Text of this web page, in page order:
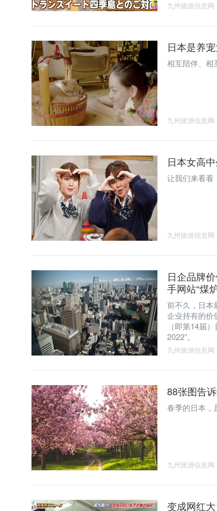
九州旅游信息网
日本是养
相互陪伴、相
九州旅游信息网
日本女高
让我们来看看
九州旅游信息网
日企品牌
手网站“煤
前不久，日本
企业持有的价
（即第14届
2022”。
九州旅游信息网
88张图告
春季的日本，
九州旅游信息网
变成网红